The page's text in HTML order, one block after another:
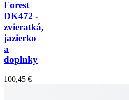
Forest
DK472 -
zvieratká,
jazierko
a
doplnky
100,45 €